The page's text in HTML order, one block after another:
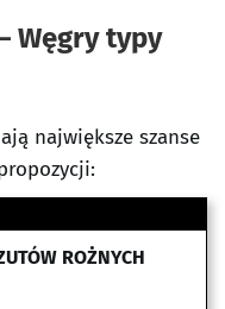
Węgry typy
największe szanse
ROŻNYCH